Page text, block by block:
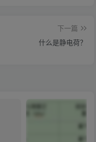
下一篇
什么是静电荷？